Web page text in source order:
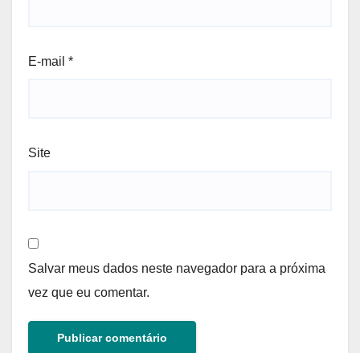
E-mail *
Site
Salvar meus dados neste navegador para a próxima
vez que eu comentar.